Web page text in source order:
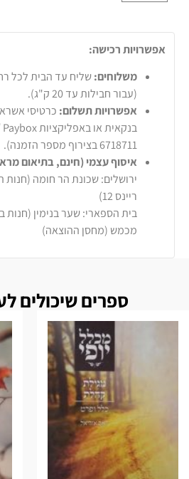
אפשרויות רכישה:
משלוחים:
(עבור חבילות עד 20 ק"ג).
אפשרויות תשלום:
6718711 בצירוף מספר הזמנה).
איסוף עצמי (חינם, בתיאום
ירושלים: שכונת הר חומה
ריינס 12)
בית הספארי: שער בנימין
מכמש (מחסן ההוצאה)
ספרים שיכולים